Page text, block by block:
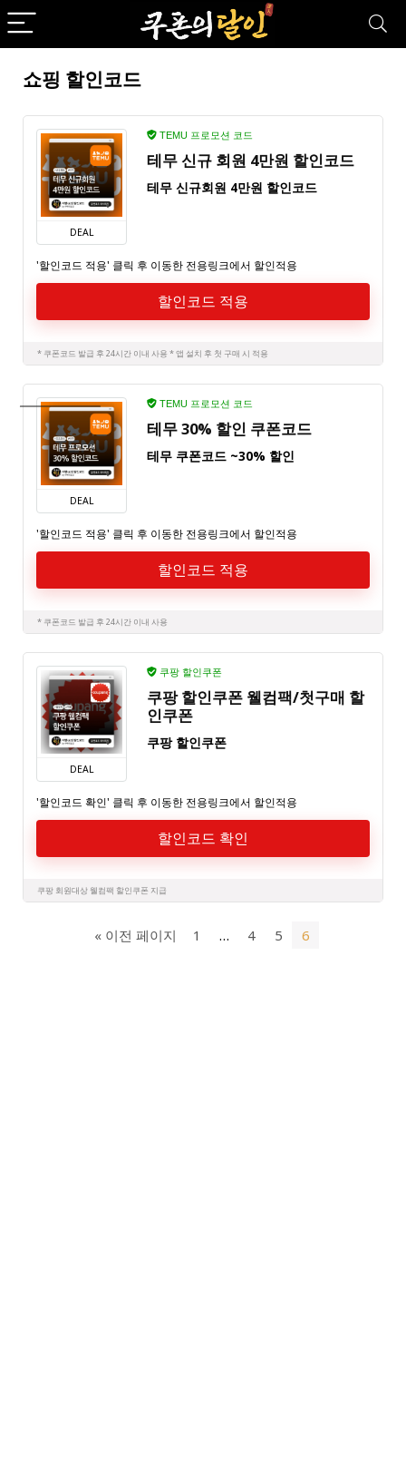
쇼핑 할인코드
DEAL
TEMU 프로모션 코드
테무 신규 회원 4만원 할인코드
테무 신규회원 4만원 할인코드
'할인코드 적용' 클릭 후 이동한 전용링크에서 할인적용
할인코드 적용
* 쿠폰코드 발급 후 24시간 이내 사용 * 앱 설치 후 첫 구매 시 적용
DEAL
TEMU 프로모션 코드
테무 30% 할인 쿠폰코드
테무 쿠폰코드 ~30% 할인
'할인코드 적용' 클릭 후 이동한 전용링크에서 할인적용
할인코드 적용
* 쿠폰코드 발급 후 24시간 이내 사용
DEAL
쿠팡 할인쿠폰
쿠팡 할인쿠폰 웰컴팩/첫구매 할
인쿠폰
쿠팡 할인쿠폰
'할인코드 확인' 클릭 후 이동한 전용링크에서 할인적용
할인코드 확인
쿠팡 회원대상 웰컴팩 할인쿠폰 지급
« 이전 페이지 1 … 4 5 6